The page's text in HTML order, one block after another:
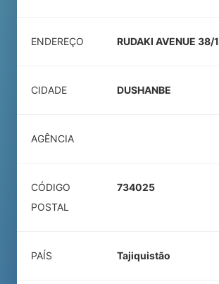
ENDEREÇO RUDAKI AVENUE 38/1
CIDADE DUSHANBE
AGÊNCIA
CÓDIGO
POSTAL
734025
PAÍS Tajiquistão